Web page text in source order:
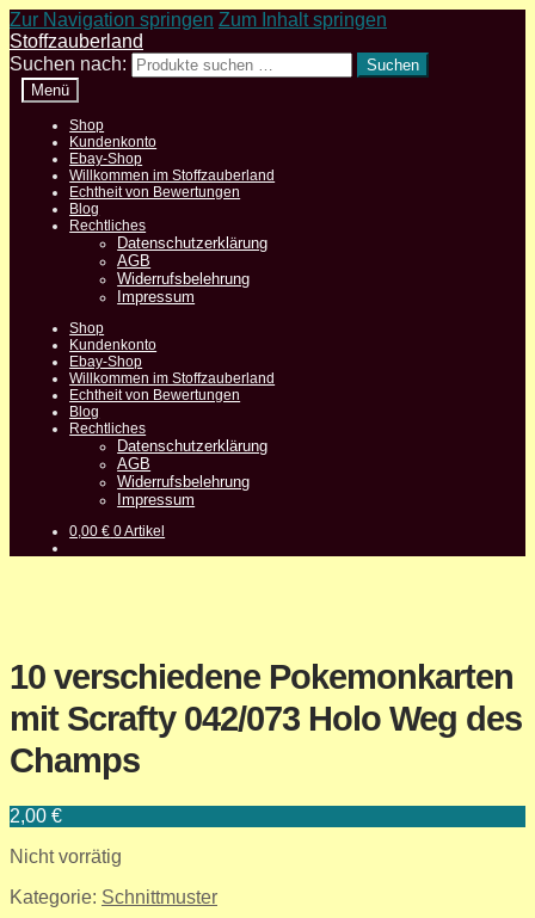
Zur Navigation springen Zum Inhalt springen
Stoffzauberland
Suchen nach:
Suchen
Menü
Shop
Kundenkonto
Ebay-Shop
Willkommen im Stoffzauberland
Echtheit von Bewertungen
Blog
Rechtliches
Datenschutzerklärung
AGB
Widerrufsbelehrung
Impressum
Shop
Kundenkonto
Ebay-Shop
Willkommen im Stoffzauberland
Echtheit von Bewertungen
Blog
Rechtliches
Datenschutzerklärung
AGB
Widerrufsbelehrung
Impressum
0,00€ 0 Artikel
10 verschiedene Pokemonkarten
mit Scrafty 042/073 Holo Weg des
Champs
2,00 €
Nicht vorrätig
Kategorie: Schnittmuster